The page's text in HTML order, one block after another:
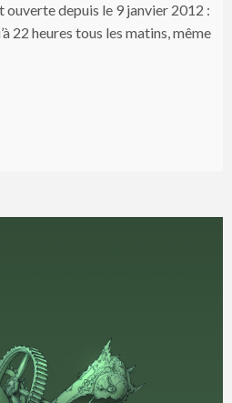
depuis le 9 janvier 2012 :
22 heures tous les matins, même